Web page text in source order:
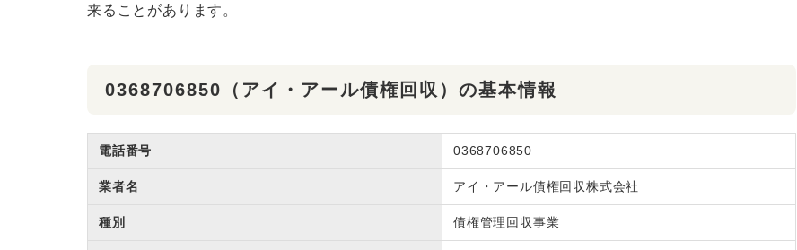
来ることがあります。
0368706850（アイ・アール債権回収）の基本情報
電話番号 0368706850
業者名 アイ・アール債権回収株式会社
種別 債権管理回収事業